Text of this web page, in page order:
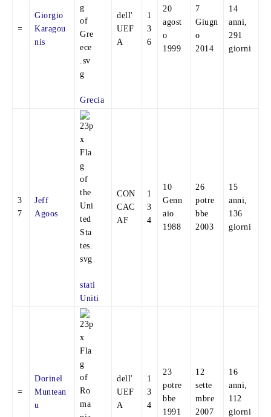
=
Giorgio
Karagou
nis
Grecia
dell'
UEF
A
1
3
6
20
agost
o
1999
7
Giugn
o
2014
14
anni,
291
giorni
3
7
Jeff
Agoos
stati
Uniti
CON
CAC
AF
1
3
4
10
Genn
aio
1988
26
potre
bbe
2003
15
anni,
136
giorni
=
Dorinel
Muntean
u
dell'
UEF
A
1
3
4
23
potre
bbe
1991
12
sette
mbre
2007
16
anni,
112
giorni